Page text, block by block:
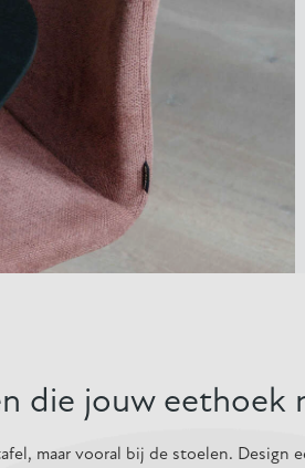
mee helpen?
die jouw eethoek
maar vooral bij de stoelen.